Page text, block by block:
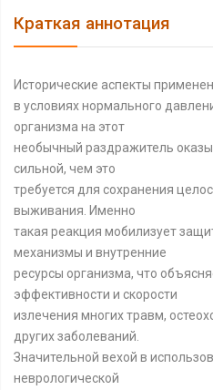
Краткая аннотация
Исторические аспекты
в условиях нормального
организма на этот
необычный раздражитель
сильной, чем это
требуется для сохранения
выживания. Именно
такая реакция мобилизует
механизмы и внутренние
ресурсы организма, что
эффективности и скорости
излечения многих травм,
других заболеваний.
Значительной вехой в
неврологической